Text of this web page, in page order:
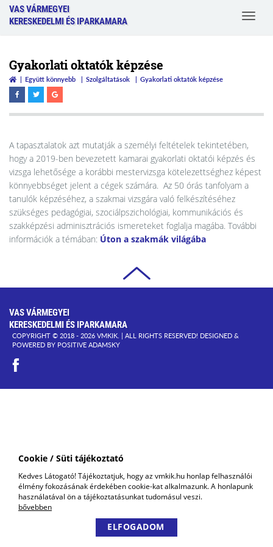
Cookie / Süti tájékoztató
Kedves Látogató! Tájékoztatjuk, hogy az vmkik.hu honlap felhasználói
élmény fokozásának érdekében cookie-kat alkalmazunk. A honlapunk
használatával ön a tájékoztatásunkat tudomásul veszi.
bővebben
ELFOGADOM
VAS VÁRMEGYEI
KERESKEDELMI ÉS IPARKAMARA
Toggle
Gyakorlati oktatók képzése
Együtt könnyebb Szolgáltatások Gyakorlati oktatók képzése
A tapasztalatok azt mutatják a személyi feltételek tekintetében,
hogy a 2019-ben bevezetett kamarai gyakorlati oktatói képzés és
vizsga lehetősége a korábbi mestervizsga kötelezettséghez képest
könnyebbséget jelent a cégek számára. Az 50 órás tanfolyam a
tanulók képzéséhez, a szakmai vizsgára való felkészítéséhez
szükséges pedagógiai, szociálpszichológiai, kommunikációs és
szakképzési adminisztrációs ismereteket foglalja magába. További
információk a témában: Úton a szakmák világába
VAS VÁRMEGYEI
KERESKEDELMI ÉS IPARKAMARA
COPYRIGHT © 2018 - 2026 VMKIK. | ALL RIGHTS RESERVED! DESIGNED &
POWERED BY POSITIVE ADAMSKY